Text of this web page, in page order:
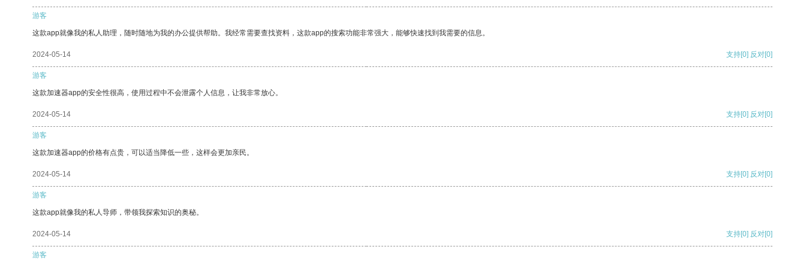
游客
这款app就像我的私人助理，随时随地为我的办公提供帮助。我经常需要查找资料，这款app的搜索功能非常强大，能够快速找到我需要的信息。
2024-05-14 支持[0] 反对[0]
游客
这款加速器app的安全性很高，使用过程中不会泄露个人信息，让我非常放心。
2024-05-14 支持[0] 反对[0]
游客
这款加速器app的价格有点贵，可以适当降低一些，这样会更加亲民。
2024-05-14 支持[0] 反对[0]
游客
这款app就像我的私人导师，带领我探索知识的奥秘。
2024-05-14 支持[0] 反对[0]
游客